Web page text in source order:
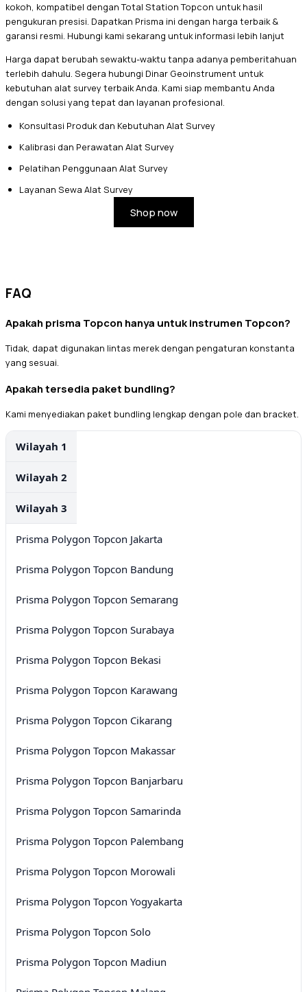
kokoh, kompatibel dengan Total Station Topcon untuk hasil
pengukuran presisi. Dapatkan Prisma ini dengan harga terbaik &
garansi resmi. Hubungi kami sekarang untuk informasi lebih lanjut
Harga dapat berubah sewaktu-waktu tanpa adanya pemberitahuan
terlebih dahulu. Segera hubungi Dinar Geoinstrument untuk
kebutuhan alat survey terbaik Anda. Kami siap membantu Anda
dengan solusi yang tepat dan layanan profesional.
Konsultasi Produk dan Kebutuhan Alat Survey
Kalibrasi dan Perawatan Alat Survey
Pelatihan Penggunaan Alat Survey
Layanan Sewa Alat Survey
Shop now
FAQ
Apakah prisma Topcon hanya untuk instrumen Topcon?
Tidak, dapat digunakan lintas merek dengan pengaturan konstanta
yang sesuai.
Apakah tersedia paket bundling?
Kami menyediakan paket bundling lengkap dengan pole dan bracket.
Wilayah 1
Wilayah 2
Wilayah 3
Prisma Polygon Topcon Jakarta
Prisma Polygon Topcon Bandung
Prisma Polygon Topcon Semarang
Prisma Polygon Topcon Surabaya
Prisma Polygon Topcon Bekasi
Prisma Polygon Topcon Karawang
Prisma Polygon Topcon Cikarang
Prisma Polygon Topcon Makassar
Prisma Polygon Topcon Banjarbaru
Prisma Polygon Topcon Samarinda
Prisma Polygon Topcon Palembang
Prisma Polygon Topcon Morowali
Prisma Polygon Topcon Yogyakarta
Prisma Polygon Topcon Solo
Prisma Polygon Topcon Madiun